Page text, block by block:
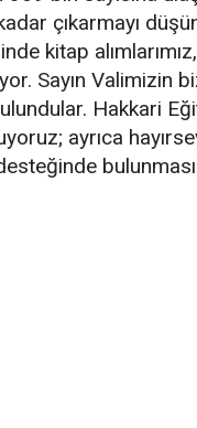
çıkarmayı
kitap
Sayın Valimizin
Hakkari
ayrıca